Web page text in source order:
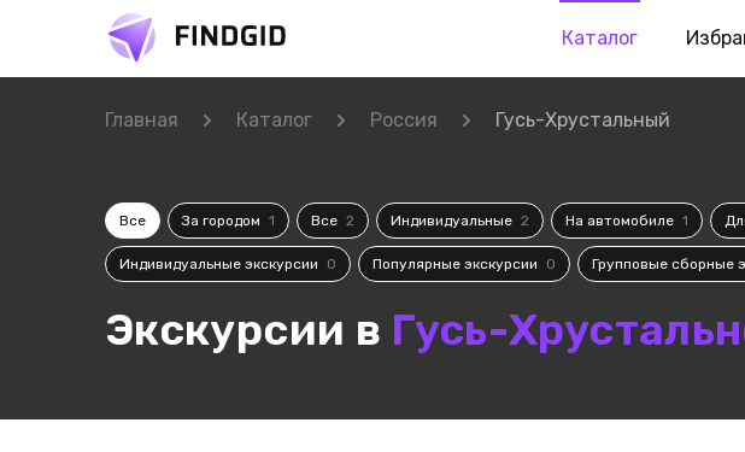
Каталог
Главная Каталог Россия Гусь-Хрустальный
Все За городом 1 Все 2 Индивидуальные 2 На автомобиле 1
Индивидуальные экскурсии 0 Популярные экскурсии 0 Групповые сборные
Экскурсии в Гусь-